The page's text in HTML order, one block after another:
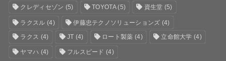
クレディセゾン (5) TOYOTA(5) 資生堂 (5)
ラクスル (4) 伊藤忠テクノソリューションズ (4)
ラクス (4) JT (4) ロート製薬 (4) 立命館大学 (4)
ヤマハ (4) フルスピード (4)